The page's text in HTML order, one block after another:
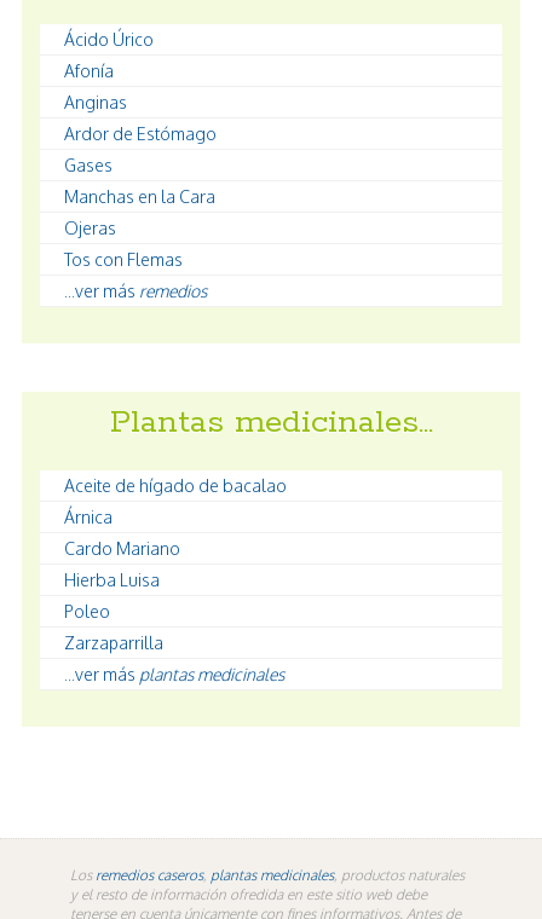
Ácido Úrico
Afonía
Anginas
Ardor de Estómago
Gases
Manchas en la Cara
Ojeras
Tos con Flemas
...ver más remedios
Plantas medicinales…
Aceite de hígado de bacalao
Árnica
Cardo Mariano
Hierba Luisa
Poleo
Zarzaparrilla
...ver más plantas medicinales
Los remedios caseros, plantas medicinales, productos naturales
y el resto de información ofredida en este sitio web debe
tenerse en cuenta únicamente con fines informativos. Antes de